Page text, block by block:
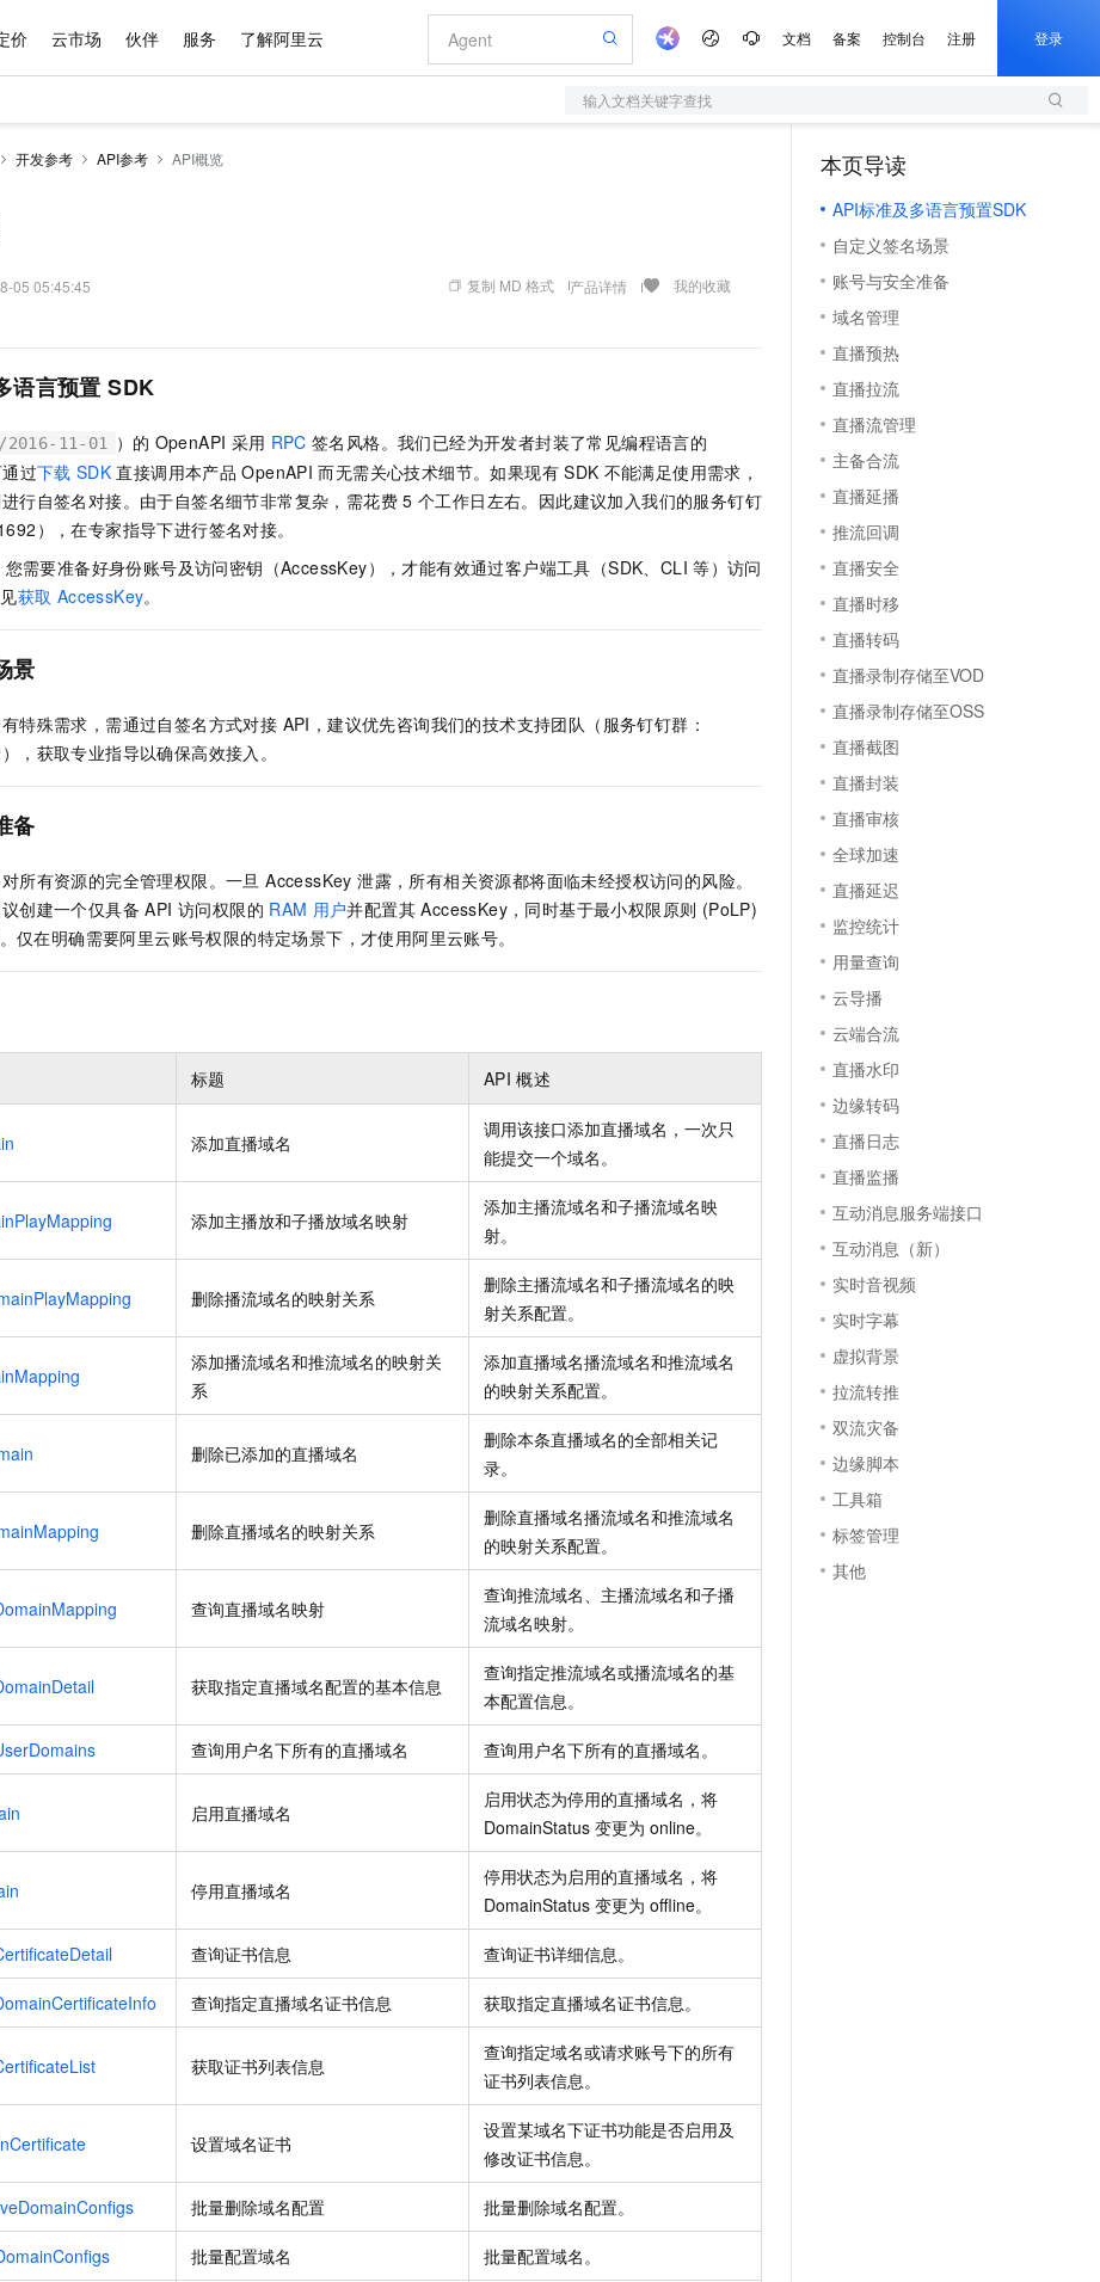
价 云市场 伙伴 服务 了解阿里云 文档 备案 控制台 注册 登录
输入文档关键字查找
开发参考 API参考 API概览
05 05:45:45 复制 MD 格式 产品详情 我的收藏
语言预置 SDK
11-01 ）的 OpenAPI 采用 RPC 签名风格。我们已经为开发者封装了常见编程语言的
过下载 SDK 直接调用本产品 OpenAPI 而无需关心技术细节。如果现有 SDK 不能满足使用需求，
行自签名对接。由于自签名细节非常复杂，需花费 5 个工作日左右。因此建议加入我们的服务钉钉
），在专家指导下进行签名对接。
您需要准备好身份账号及访问密钥（AccessKey），才能有效通过客户端工具（SDK、CLI 等）访问
获取 AccessKey。
景
特殊需求，需通过自签名方式对接 API，建议优先咨询我们的技术支持团队（服务钉钉群：
，获取专业指导以确保高效接入。
备
所有资源的完全管理权限。一旦 AccessKey 泄露，所有相关资源都将面临未经授权访问的风险。
创建一个仅具备 API 访问权限的 RAM 用户并配置其 AccessKey，同时基于最小权限原则 (PoLP)
仅在明确需要阿里云账号权限的特定场景下，才使用阿里云账号。
标题 API 概述
添加直播域名
调用该接口添加直播域名，一次只
能提交一个域名。
添加主播放和子播放域名映射
添加主播流域名和子播流域名映
射。
删除播流域名的映射关系
删除主播流域名和子播流域名的映
射关系配置。
添加播流域名和推流域名的映射关
系
添加直播域名播流域名和推流域名
的映射关系配置。
删除已添加的直播域名
删除本条直播域名的全部相关记
录。
删除直播域名的映射关系
删除直播域名播流域名和推流域名
的映射关系配置。
查询直播域名映射
查询推流域名、主播流域名和子播
流域名映射。
获取指定直播域名配置的基本信息
查询指定推流域名或播流域名的基
本配置信息。
查询用户名下所有的直播域名 查询用户名下所有的直播域名。
启用直播域名
启用状态为停用的直播域名，将
DomainStatus 变更为 online。
停用直播域名
停用状态为启用的直播域名，将
DomainStatus 变更为 offline。
查询证书信息 查询证书详细信息。
查询指定直播域名证书信息 获取指定直播域名证书信息。
获取证书列表信息
查询指定域名或请求账号下的所有
证书列表信息。
设置域名证书
设置某域名下证书功能是否启用及
修改证书信息。
批量删除域名配置 批量删除域名配置。
批量配置域名 批量配置域名。
本页导读
API标准及多语言预置SDK
自定义签名场景
账号与安全准备
域名管理
直播预热
直播拉流
直播流管理
主备合流
直播延播
推流回调
直播安全
直播时移
直播转码
直播录制存储至VOD
直播录制存储至OSS
直播截图
直播封装
直播审核
全球加速
直播延迟
监控统计
用量查询
云导播
云端合流
直播水印
边缘转码
直播日志
直播监播
互动消息服务端接口
互动消息（新）
实时音视频
实时字幕
虚拟背景
拉流转推
双流灾备
边缘脚本
工具箱
标签管理
其他
模态智能体模型
视觉 Coding、空间感知、多模态思考等全面升级
Deepseek-v4-pro
旗舰 MoE 大模型，百万上下文与顶尖推理能力
GLM-5.2
1M上下文，专为长程任务能力而生
HappyHorse-1.1-I2V
图生视频，流畅自然，细节丰富
Wan2.7-T2V
语音识别与合成
Qwen3-TTS-Flash
个人版上线、团队版降价；千问3.8-Max首发发尝鲜 丰富多元化的应用模版和解决方案
大模型服务平台百炼-智能体
面向真实软件的智能体编程平台
千问办公 NEW
一站式AI生产力平台
多模态内容创作工具，已接入 DeepSeek
建 AI 应用
加一个 AI 助手
在企业官网、通讯软件中为客户提供 AI 客服
即刻拥有 DeepSeek-R1 满血版
多种方案随心选，轻松解锁专属 DeepSeek
超强辅助，Bolt.diy 一步搞定创意建站
通过自然语言交互简化开发流程,全栈开发支持
与 AI 智能体进行实时音视频通话
构建大模型应用的安全防护体系
靠的大模型服务
MaxCompute
模式云数据仓库
基于千问大模型等，支持代码智能生成、研发智能问答
容器服务 Kubernetes 版 ACK
提供一站式管理容器应用的 K8s 服务
全托管，含MySQL、PostgreSQL、SQL Server、MariaDB多引擎
云防火墙
云原生的云上边界网络安全防护产品
轻量应用服务器
快速构建应用程序和网站，即刻迈出上云第一步
数字证书管理服务（原SSL证书）
实现全站HTTPS，呈现可信的WEB访问
短信服务
大数据开发治理平台 DataWorks
交付可用成果
安装技能 GStack，拥有专属 AI 工程团队
轻松解锁专属 DeepSeek-V4-Pro
一句话生成原生可编辑精美 PPT 文稿
输入一句话想法, 轻松生成专业的 PPT
一键部署幻兽帕鲁游戏服务器
一键购买专属联机服务器，轻松开启游戏
漫剧工坊：一站式动画创作平台
快速生产连贯的高质量长漫剧
10 分钟搭建微信、支付宝小程序
高效部署网站，快速应用到小程序
值低价云产品抢先购
单最高返9万
老同享
点，立即开启云上创新
30+ 款产品免费体验
12个月
能力提升
AI 特惠
你的AI工作搭子，覆盖日常办公高频场景
万小智 AI 建站低至 15元/月
送.CN域名，送备案服务码
夜间 5 折，Qwen/Meoo/TokenPlan 客户专享
AI 场景体验
从图文生成到视频创作，一键激活电商全链路生产力
0 代码专业建站，无忧落地极速上线
AI 短剧/漫剧
AI助力短剧漫剧创作，剧本、分镜、视频高效生成
AI智能应用，一键激活高效办公新体验
AI 活动
AI 生产力先锋
先锋实践拓展 AI 生产力的边界
飞天发布时刻
所见，即是所愿
AI 实训营
从基础到进阶，Agent 创客手把手教你
创新加速
覆盖90%+业务场景，专享组合折扣价
精选AI产品，从模型到应用全链提效
AI 用量加速计划
新老同享，达量后返
价格计算器
自助选配和估算价格
配置报价器
阿里云 OPC 创新助力计划
Token 补贴，五大权
益加速 OPC 成功
版
堂（旗舰版）
案
数据与 API
天气预报查询
快递物流查询
财税管理
基础软件
操作系统
WordPress
Red Hat
模板建站
APP 开发
建站系统
专业服务
公司注册
上云迁移
代维服务
SSL 证书
堡垒机
防火墙
主机安全
AI 应用及服务市场
大模型
自然语言处理
数据标注
Cloud
生态合作计划
成为产品伙伴 产品伙伴合作计划
成为服务伙伴
服务伙伴合作计划
Al MaaS 服务伙伴赋能合作
伙伴信用分合作计划
更多支持
合作伙伴培训与认证
查询合作伙伴
登录合作伙伴管理后台
企业增值服务 阿里云认证
健康状态
开发者社区
镜像站
我要反馈
我要建议
我要投诉
最佳实践
客户案例
市场活动
魔搭 ModelScope
高校合作
加入我们
校园招聘